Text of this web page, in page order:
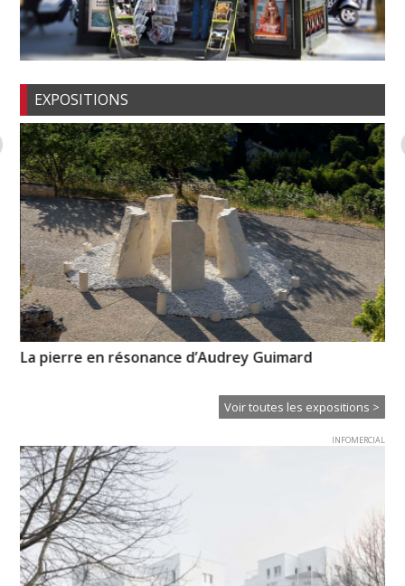
EXPOSITIONS
La pierre en résonance d’Audrey Guimard
Voir toutes les expositions >
INFOMERCIAL